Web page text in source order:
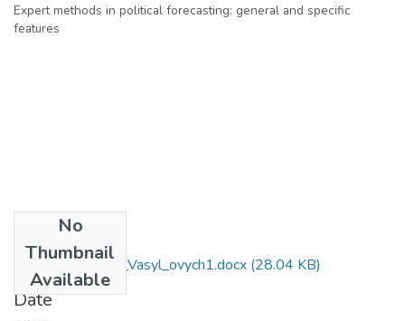
Expert methods in political forecasting: general and specific
features
No
Thumbnail
Available
052_Saliy_Vitaliy_Vasyl_ovych1.docx (28.04 KB)
Date